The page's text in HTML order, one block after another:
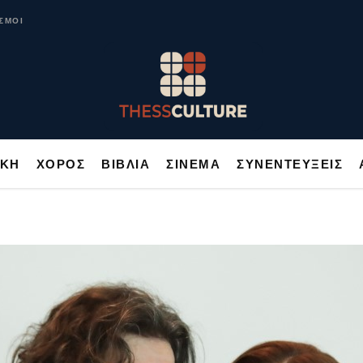
ΧΟΡΟΣ ΒΙΒΛΙΑ ΣΙΝΕΜΑ ΣΥΝΕΝΤΕΥΞΕΙΣ